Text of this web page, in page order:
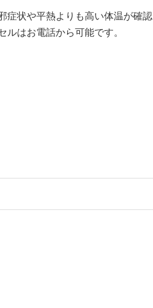
症状や平熱よりも高い体温が確認
はお電話から可能です。